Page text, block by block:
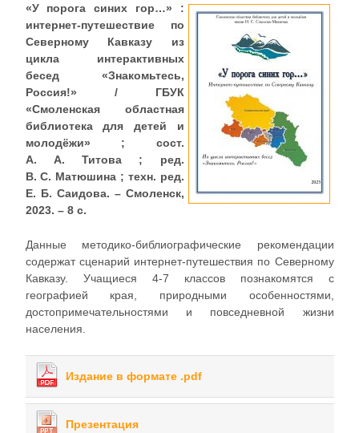
«У порога синих гор…» :
интернет-путешествие по
Северному Кавказу из
цикла интерактивных
бесед «Знакомьтесь,
Россия!» / ГБУК
«Смоленская областная
библиотека для детей и
молодёжи» ; сост.
А. А. Титова ; ред.
В. С. Матюшина ; техн. ред.
Е. Б. Саидова. – Смоленск,
2023. – 8 с.
Данные методико-библиографические рекомендации
содержат сценарий интернет-путешествия по Северному
Кавказу. Учащиеся 4-7 классов познакомятся с
географией края, природными особенностями,
достопримечательностями и повседневной жизни
населения.
Издание в формате .pdf
Презентация